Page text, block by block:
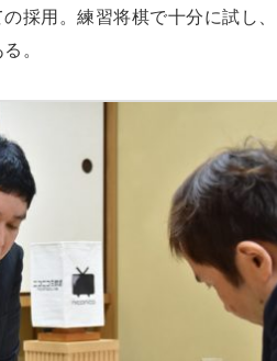
採用。練習将棋で十分に試し、
。